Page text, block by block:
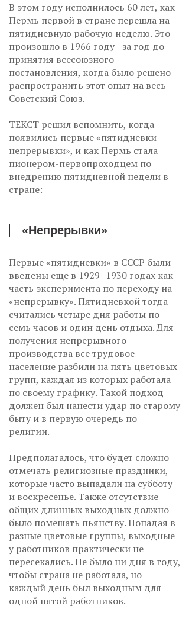
В этом году исполнилось 60 лет, как
Пермь первой в стране перешла на
пятидневную рабочую неделю. Это
произошло в 1966 году - за год до
принятия всесоюзного
постановления, когда было решено
распространить этот опыт на весь
Советский Союз.
ТЕКСТ решил вспомнить, когда
появились первые «пятидневки-
непрерывки», и как Пермь стала
пионером-первопроходцем по
внедрению пятидневной недели в
стране:
«Непрерывки»
Первые «пятидневки» в СССР были
введены еще в 1929–1930 годах как
часть эксперимента по переходу на
«непрерывку». Пятидневкой тогда
считались четыре дня работы по
семь часов и один день отдыха. Для
получения непрерывного
производства все трудовое
население разбили на пять цветовых
групп, каждая из которых работала
по своему графику. Такой подход
должен был нанести удар по старому
быту и в первую очередь по
религии.
Предполагалось, что будет сложно
отмечать религиозные праздники,
которые часто выпадали на субботу
и воскресенье. Также отсутствие
общих длинных выходных должно
было помешать пьянству. Попадая в
разные цветовые группы, выходные
у работников практически не
пересекались. Не было ни дня в году,
чтобы страна не работала, но
каждый день был выходным для
одной пятой работников.